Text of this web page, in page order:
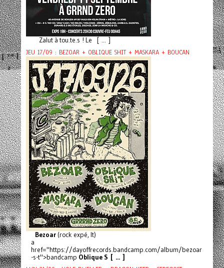
Zalut à tou.te.s ! Le [ ... ]
JEU 17/09 : BEZOAR + OBLIQUE SHIT + MASKARA + BOUCAN
Bezoar(rock expé, It)
a
href="https://dayoffrecords.bandcamp.com/album/bezoar
-s-t">bandcamp Oblique S [ ... ]